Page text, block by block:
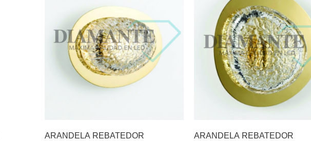
ARANDELA REBATEDOR ARANDELA REBATEDOR